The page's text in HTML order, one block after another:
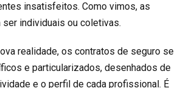
insatisfeitos. Como vimos, as
individuais ou coletivas.
realidade, os contratos de seguro se
e particularizados, desenhados de
e o perfil de cada profissional. É